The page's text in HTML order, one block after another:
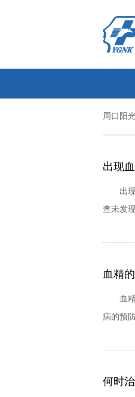
周口阳
出现
出现血
查未发
血精
血精的
病的预
何时